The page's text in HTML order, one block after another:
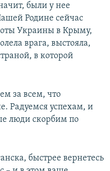
были у нее
Родине сейчас
Украины в Крыму,
врага, выстояла,
в которой
за всем, что
Радуемся успехам, и
люди скорбим по
быстрее вернетесь